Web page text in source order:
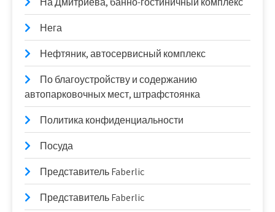
Нега
Нефтяник, автосервисный комплекс
По благоустройству и содержанию
автопарковочных мест, штрафстоянка
Политика конфиденциальности
Посуда
Представитель Faberlic
Представитель Faberlic